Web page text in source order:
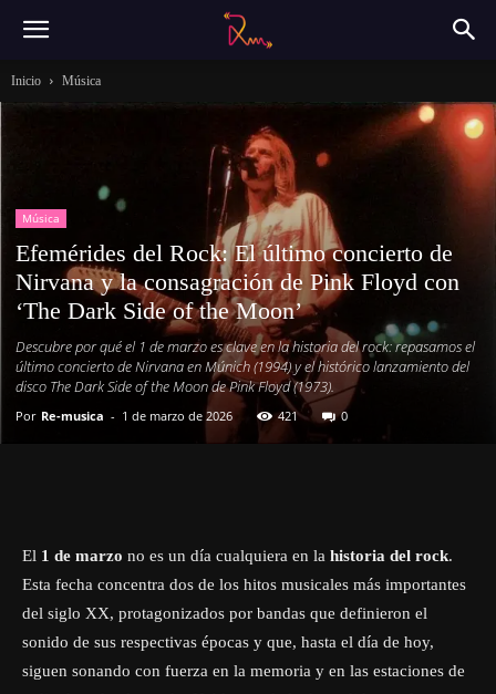
Inicio Música
Música
Efemérides del Rock: El último concierto de
Nirvana y la consagración de Pink Floyd con
‘The Dark Side of the Moon’
Descubre por qué el 1 de marzo es clave en la historia del rock: repasamos el
último concierto de Nirvana en Múnich (1994) y el histórico lanzamiento del
disco The Dark Side of the Moon de Pink Floyd (1973).
Por Re-musica - 1 de marzo de 2026 421 0
El 1 de marzo no es un día cualquiera en la historia del rock.
Esta fecha concentra dos de los hitos musicales más importantes
del siglo XX, protagonizados por bandas que definieron el
sonido de sus respectivas épocas y que, hasta el día de hoy,
siguen sonando con fuerza en la memoria y en las estaciones de